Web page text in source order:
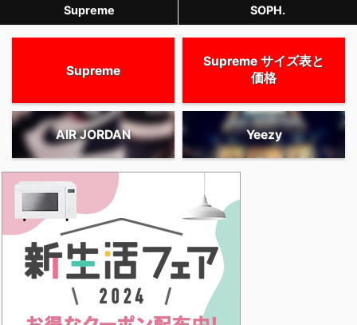
Supreme SOPH.
Supreme
Supreme サイズ表と
価格
AIR JORDAN Yeezy